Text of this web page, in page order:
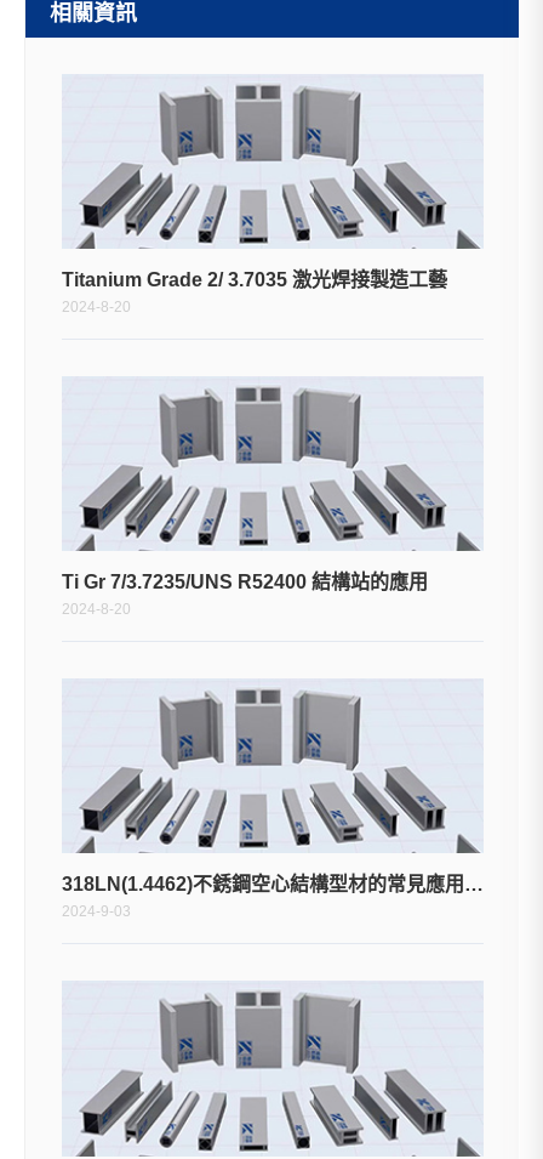
相關資訊
Titanium Grade 2/ 3.7035 激光焊接製造工藝
2024-8-20
Ti Gr 7/3.7235/UNS R52400 結構站的應用
2024-8-20
318LN(1.4462)不銹鋼空心結構型材的常見應用有哪些？
2024-9-03